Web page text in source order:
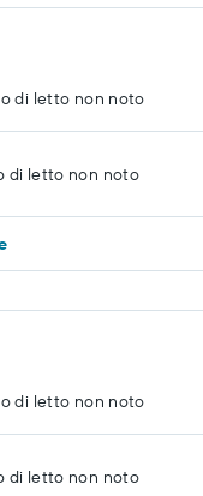
di letto non noto
di letto non noto
di letto non noto
di letto non noto